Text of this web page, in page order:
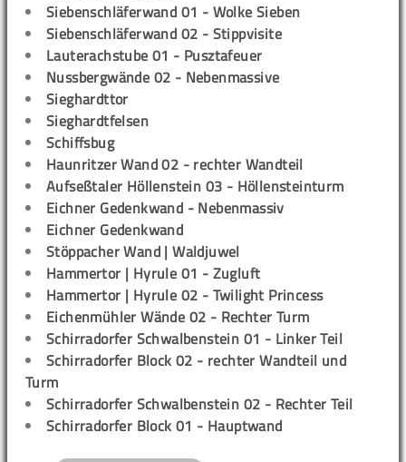
Siebenschläferwand 01 - Wolke Sieben
Siebenschläferwand 02 - Stippvisite
Lauterachstube 01 - Pusztafeuer
Nussbergwände 02 - Nebenmassive
Sieghardttor
Sieghardtfelsen
Schiffsbug
Haunritzer Wand 02 - rechter Wandteil
Aufseßtaler Höllenstein 03 - Höllensteinturm
Eichner Gedenkwand - Nebenmassiv
Eichner Gedenkwand
Stöppacher Wand | Waldjuwel
Hammertor | Hyrule 01 - Zugluft
Hammertor | Hyrule 02 - Twilight Princess
Eichenmühler Wände 02 - Rechter Turm
Schirradorfer Schwalbenstein 01 - Linker Teil
Schirradorfer Block 02 - rechter Wandteil und
Turm
Schirradorfer Schwalbenstein 02 - Rechter Teil
Schirradorfer Block 01 - Hauptwand